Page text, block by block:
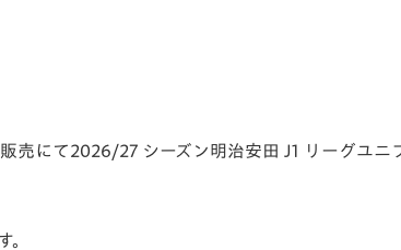
売にて2026/27 シーズン明治安田 J1 リーグユ
。